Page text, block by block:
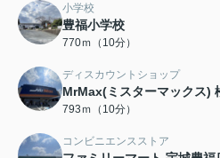
小学校
豊福小学校
770ｍ（10分）
ディスカウントショップ
MrMax(ミスターマックス)
793ｍ（10分）
コンビニエンスストア